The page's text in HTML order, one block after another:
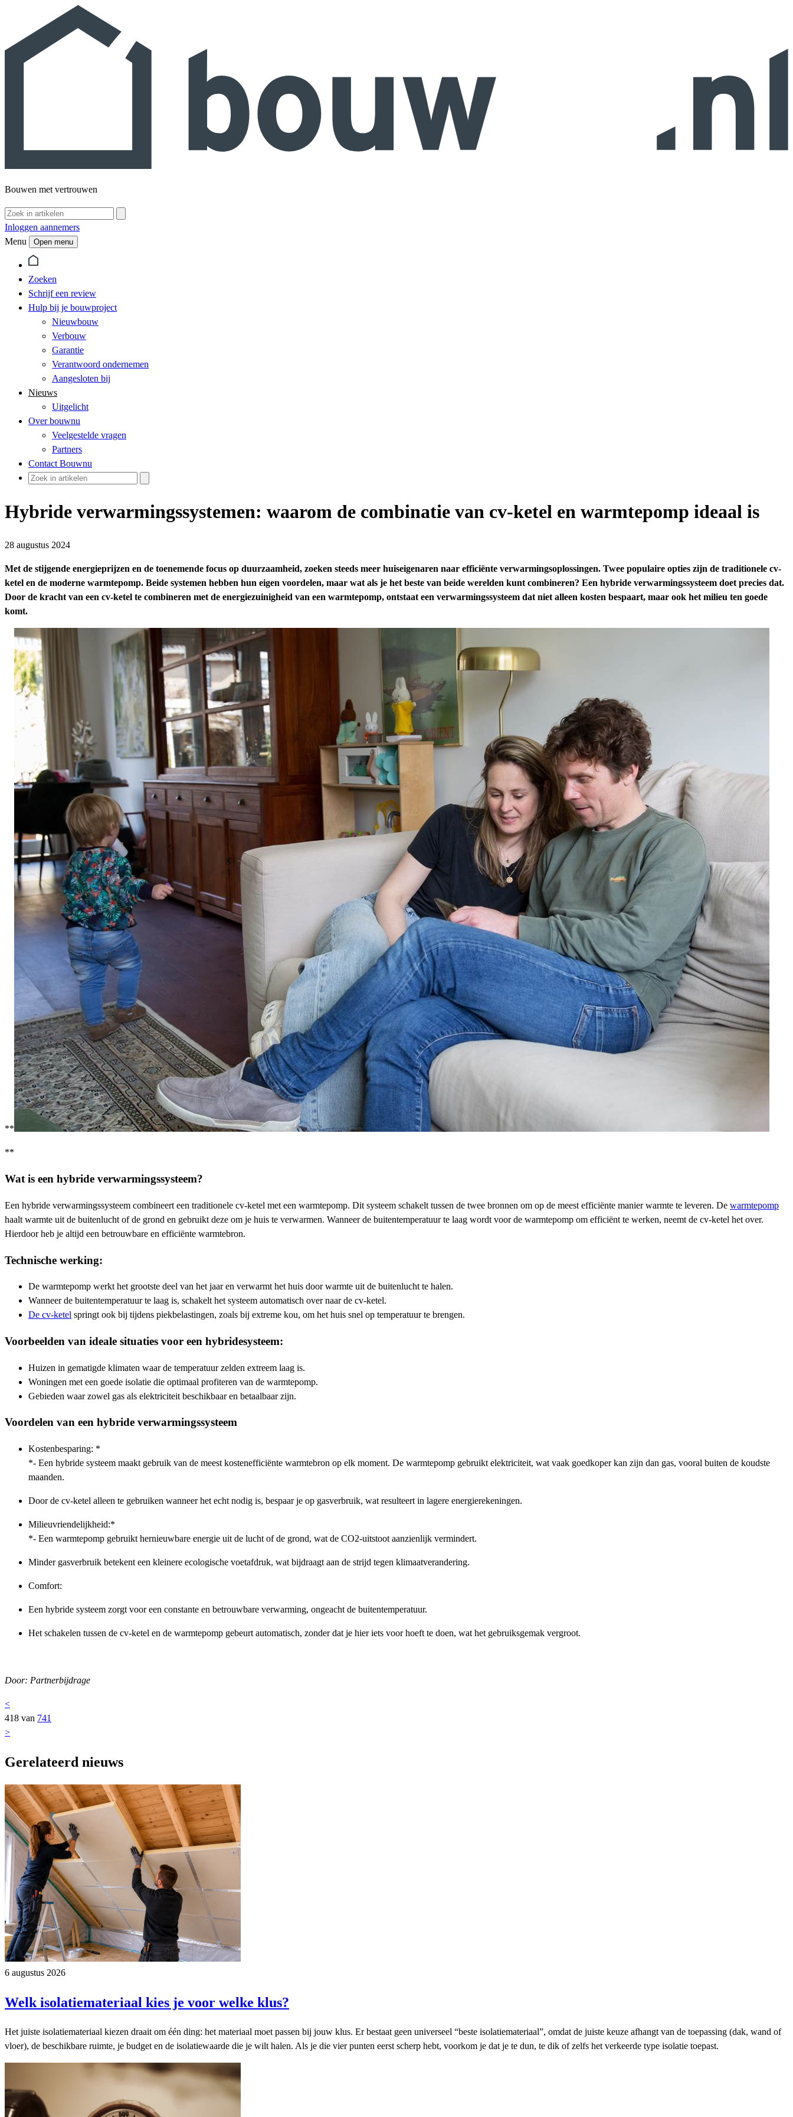
Bouwen met vertrouwen
Inloggen aannemers
Menu
Open menu
Zoeken
Schrijf een review
Hulp bij je bouwproject
Nieuwbouw
Verbouw
Garantie
Verantwoord ondernemen
Aangesloten bij
Nieuws
Uitgelicht
Over bouwnu
Veelgestelde vragen
Partners
Contact Bouwnu
Hybride verwarmingssystemen: waarom de combinatie van cv-ketel en warmtepomp ideaal is
28 augustus 2024
Met de stijgende energieprijzen en de toenemende focus op duurzaamheid, zoeken steeds meer huiseigenaren naar efficiënte verwarmingsoplossingen. Twee populaire opties zijn de traditionele cv-
ketel en de moderne warmtepomp. Beide systemen hebben hun eigen voordelen, maar wat als je het beste van beide werelden kunt combineren? Een hybride verwarmingssysteem doet precies dat.
Door de kracht van een cv-ketel te combineren met de energiezuinigheid van een warmtepomp, ontstaat een verwarmingssysteem dat niet alleen kosten bespaart, maar ook het milieu ten goede
komt.
**
**
Wat is een hybride verwarmingssysteem?
Een hybride verwarmingssysteem combineert een traditionele cv-ketel met een warmtepomp. Dit systeem schakelt tussen de twee bronnen om op de meest efficiënte manier warmte te leveren. De warmtepomp
haalt warmte uit de buitenlucht of de grond en gebruikt deze om je huis te verwarmen. Wanneer de buitentemperatuur te laag wordt voor de warmtepomp om efficiënt te werken, neemt de cv-ketel het over.
Hierdoor heb je altijd een betrouwbare en efficiënte warmtebron.
Technische werking:
De warmtepomp werkt het grootste deel van het jaar en verwarmt het huis door warmte uit de buitenlucht te halen.
Wanneer de buitentemperatuur te laag is, schakelt het systeem automatisch over naar de cv-ketel.
De cv-ketel springt ook bij tijdens piekbelastingen, zoals bij extreme kou, om het huis snel op temperatuur te brengen.
Voorbeelden van ideale situaties voor een hybridesysteem:
Huizen in gematigde klimaten waar de temperatuur zelden extreem laag is.
Woningen met een goede isolatie die optimaal profiteren van de warmtepomp.
Gebieden waar zowel gas als elektriciteit beschikbaar en betaalbaar zijn.
Voordelen van een hybride verwarmingssysteem
Kostenbesparing: *
*- Een hybride systeem maakt gebruik van de meest kostenefficiënte warmtebron op elk moment. De warmtepomp gebruikt elektriciteit, wat vaak goedkoper kan zijn dan gas, vooral buiten de koudste
maanden.
Door de cv-ketel alleen te gebruiken wanneer het echt nodig is, bespaar je op gasverbruik, wat resulteert in lagere energierekeningen.
Milieuvriendelijkheid:*
*- Een warmtepomp gebruikt hernieuwbare energie uit de lucht of de grond, wat de CO2-uitstoot aanzienlijk vermindert.
Minder gasverbruik betekent een kleinere ecologische voetafdruk, wat bijdraagt aan de strijd tegen klimaatverandering.
Comfort:
Een hybride systeem zorgt voor een constante en betrouwbare verwarming, ongeacht de buitentemperatuur.
Het schakelen tussen de cv-ketel en de warmtepomp gebeurt automatisch, zonder dat je hier iets voor hoeft te doen, wat het gebruiksgemak vergroot.
Door: Partnerbijdrage
<
418 van 741
>
Gerelateerd nieuws
6 augustus 2026
Welk isolatiemateriaal kies je voor welke klus?
Het juiste isolatiemateriaal kiezen draait om één ding: het materiaal moet passen bij jouw klus. Er bestaat geen universeel “beste isolatiemateriaal”, omdat de juiste keuze afhangt van de toepassing (dak, wand of
vloer), de beschikbare ruimte, je budget en de isolatiewaarde die je wilt halen. Als je die vier punten eerst scherp hebt, voorkom je dat je te dun, te dik of zelfs het verkeerde type isolatie toepast.